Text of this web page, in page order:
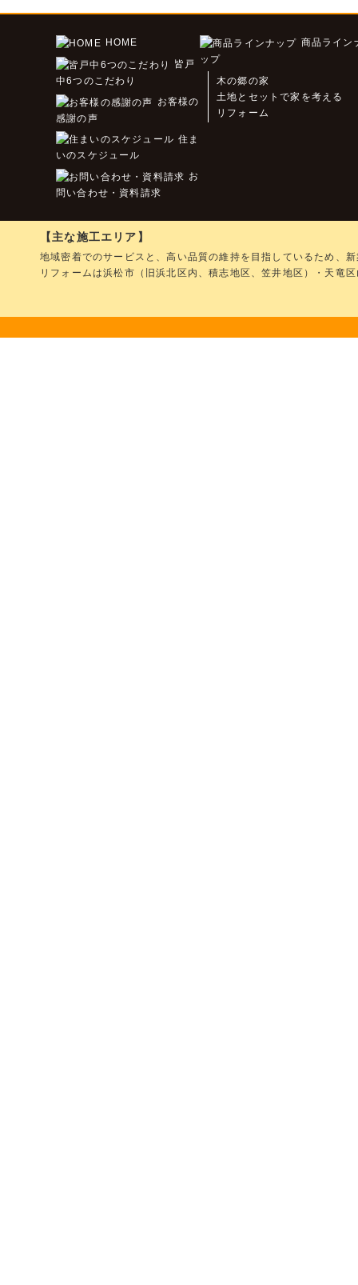
HOME
皆戸
中6つのこだわり
お客様の
感謝の声
住ま
いのスケジュール
お
問い合わせ・資料請求
商品ライン
ップ
木の郷の家
土地とセットで家を考える
リフォーム
【主な施工エリア】
地域密着でのサービスと、高い品質の維持を目指しているため、
リフォームは浜松市（旧浜北区内、積志地区、笠井地区）・天竜